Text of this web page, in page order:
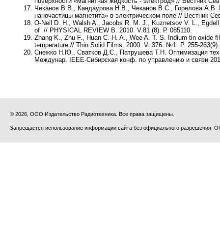
Чеканов В.В., Кандаурова Н.В., Чеканов В.С.
Горелова А.В.
наночастицы магнетита» в электрическом поле // Вестник
O-Neil D. H., Walsh A., Jacobs R. M. J., Kuznetsov V. L.,
of // PHYSICAL REVIEW B. 2010. V.81 (8). Р. 085110.
Zhang K., Zhu F., Huan C. H. A., Wee A. T. S.
Indium tin oxide
temperature // Thin Solid Films. 2000. V. 376. №1. P. 255-263(9).
Снежко Н.Ю., Сватков Д.С., Патрушева Т.Н. Оптимизация
Междунар. IEEE-Сибирская конф. по управлению и связи
© 2026, ООО Издательство Радиотехника. Все права защищены.
Запрещается использование информации сайта без официального разрешения